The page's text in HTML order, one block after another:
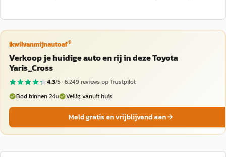
ikwilvanmijnautoaf®
Verkoop je huidige auto en rij in deze Toyota
Yaris_Cross
4,3/5 ·6.249reviews op Trustpilot
Bod binnen 24u
Veilig vanuit huis
Meld gratis en vrijblijvend aan